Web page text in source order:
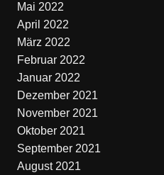
Mai 2022
April 2022
März 2022
Februar 2022
Januar 2022
Dezember 2021
November 2021
Oktober 2021
September 2021
August 2021